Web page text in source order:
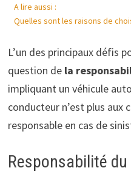
A lire aussi :
Quelles sont les raisons de
L’un des principaux défis
question de la
impliquant un véhicule
conducteur n’est plus aux
responsable en cas de
Responsabilité